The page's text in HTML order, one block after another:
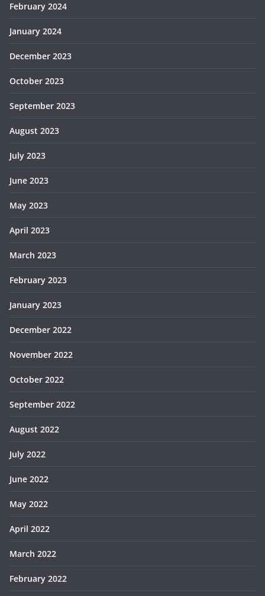
February 2024
January 2024
December 2023
October 2023
September 2023
August 2023
July 2023
June 2023
May 2023
April 2023
March 2023
February 2023
January 2023
December 2022
November 2022
October 2022
September 2022
August 2022
July 2022
June 2022
May 2022
April 2022
March 2022
February 2022